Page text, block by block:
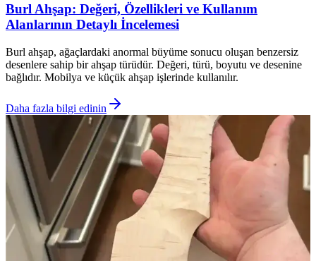
Burl Ahşap: Değeri, Özellikleri ve Kullanım
Alanlarının Detaylı İncelemesi
Burl ahşap, ağaçlardaki anormal büyüme sonucu oluşan benzersiz
desenlere sahip bir ahşap türüdür. Değeri, türü, boyutu ve desenine
bağlıdır. Mobilya ve küçük ahşap işlerinde kullanılır.
Daha fazla bilgi edinin